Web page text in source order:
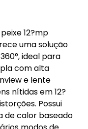
12?mp
uma solução
ideal para
com alta
e lente
nítidas em 12?
Possui
de calor baseado